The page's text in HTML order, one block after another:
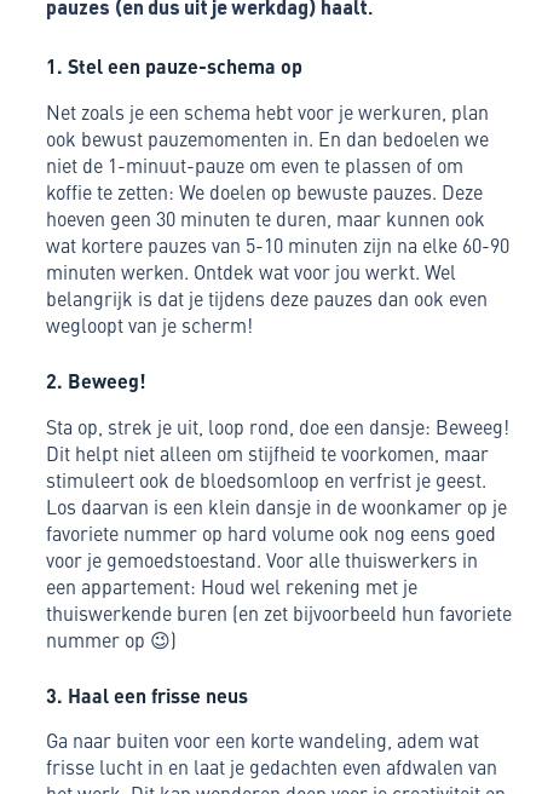
pauzes (en dus uit je werkdag) haalt.
1. Stel een pauze-schema op
Net zoals je een schema hebt voor je werkuren, plan
ook bewust pauzemomenten in. En dan bedoelen we
niet de 1-minuut-pauze om even te plassen of om
koffie te zetten: We doelen op bewuste pauzes. Deze
hoeven geen 30 minuten te duren, maar kunnen ook
wat kortere pauzes van 5-10 minuten zijn na elke 60-90
minuten werken. Ontdek wat voor jou werkt. Wel
belangrijk is dat je tijdens deze pauzes dan ook even
wegloopt van je scherm!
2. Beweeg!
Sta op, strek je uit, loop rond, doe een dansje: Beweeg!
Dit helpt niet alleen om stijfheid te voorkomen, maar
stimuleert ook de bloedsomloop en verfrist je geest.
Los daarvan is een klein dansje in de woonkamer op je
favoriete nummer op hard volume ook nog eens goed
voor je gemoedstoestand. Voor alle thuiswerkers in
een appartement: Houd wel rekening met je
thuiswerkende buren (en zet bijvoorbeeld hun favoriete
nummer op 😉)
3. Haal een frisse neus
Ga naar buiten voor een korte wandeling, adem wat
frisse lucht in en laat je gedachten even afdwalen van